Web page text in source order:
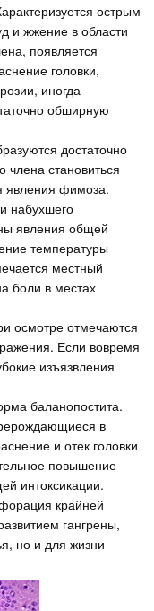
острым
и жжение в области
появляется
головки,
иногда
обширную
достаточно
члена становиться
явления фимоза.
набухшего
явления общей
температуры
местный
боли в местах
осмотре отмечаются
Если вовремя
изъязвления
баланопостита.
в
и отек головки
повышение
интоксикации.
крайней
гангрены,
но и для жизни